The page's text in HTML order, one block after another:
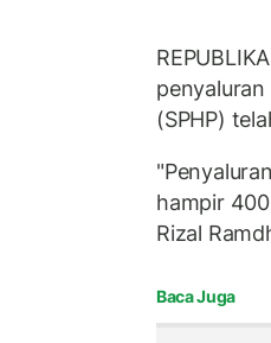
(SPHP)
hampir
Rizal
Baca Juga